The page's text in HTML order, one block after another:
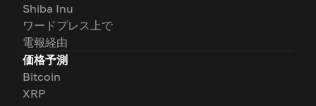
Shiba Inu
ワードプレス上で
電報経由
価格予測
Bitcoin
XRP